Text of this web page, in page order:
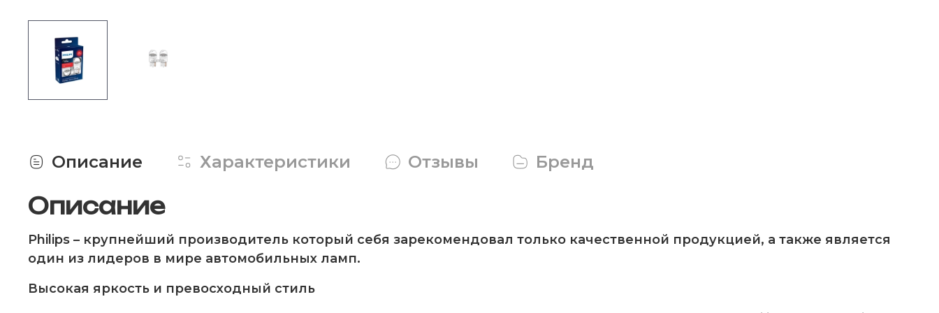
Описание Характеристики Отзывы Бренд
Описание
Philips – крупнейший производитель который себя зарекомендовал только качественной продукцией, а также является
один из лидеров в мире автомобильных ламп.
Высокая яркость и превосходный стиль